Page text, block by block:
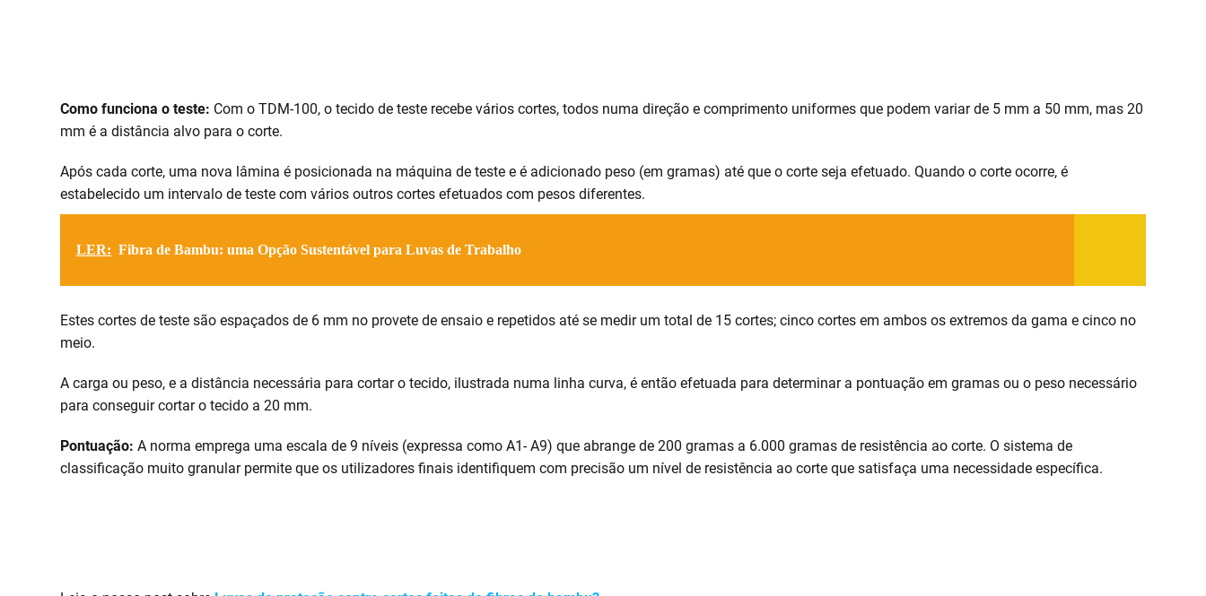
Como funciona o teste: Com o TDM-100, o tecido de teste recebe vários cortes, todos numa direção e comprimento uniformes que podem variar de 5 mm a 50 mm, mas 20
mm é a distância alvo para o corte.
Após cada corte, uma nova lâmina é posicionada na máquina de teste e é adicionado peso (em gramas) até que o corte seja efetuado. Quando o corte ocorre, é
estabelecido um intervalo de teste com vários outros cortes efetuados com pesos diferentes.
LER: Fibra de Bambu: uma Opção Sustentável para Luvas de Trabalho
Estes cortes de teste são espaçados de 6 mm no provete de ensaio e repetidos até se medir um total de 15 cortes; cinco cortes em ambos os extremos da gama e cinco no
meio.
A carga ou peso, e a distância necessária para cortar o tecido, ilustrada numa linha curva, é então efetuada para determinar a pontuação em gramas ou o peso necessário
para conseguir cortar o tecido a 20 mm.
Pontuação:A norma emprega uma escala de 9 níveis (expressa como A1- A9) que abrange de 200 gramas a 6.000 gramas de resistência ao corte. O sistema de
classificação muito granular permite que os utilizadores finais identifiquem com precisão um nível de resistência ao corte que satisfaça uma necessidade específica.